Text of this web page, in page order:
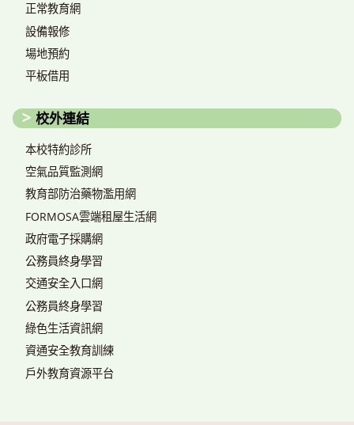
正常教育網
設備報修
場地預約
平板借用
校外連結
本校特約診所
空氣品質監測網
教育部防治藥物濫用網
FORMOSA雲端租屋生活網
政府電子採購網
公務員終身學習
交通安全入口網
公務員終身學習
綠色生活資訊網
資通安全教育訓練
戶外教育資源平台